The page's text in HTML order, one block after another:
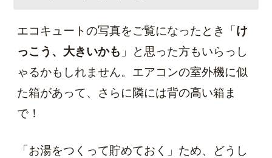
エコキュートの写真をご覧になったとき「 け
っこう、大きいかも 」と思った方もいらっし
ゃるかもしれません。エアコンの室外機に似
た箱があって、さらに隣には背の高い箱ま
で！
「お湯をつくって貯めておく」ため、どうし